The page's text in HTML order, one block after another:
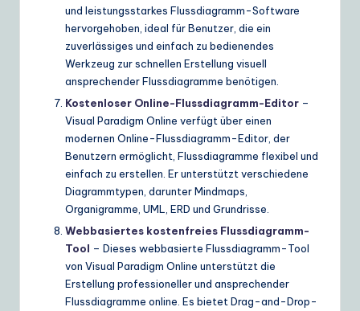
und leistungsstarkes Flussdiagramm-Software
hervorgehoben, ideal für Benutzer, die ein
zuverlässiges und einfach zu bedienendes
Werkzeug zur schnellen Erstellung visuell
ansprechender Flussdiagramme benötigen.
Kostenloser Online-Flussdiagramm-Editor –
Visual Paradigm Online verfügt über einen
modernen Online-Flussdiagramm-Editor, der
Benutzern ermöglicht, Flussdiagramme flexibel und
einfach zu erstellen. Er unterstützt verschiedene
Diagrammtypen, darunter Mindmaps,
Organigramme, UML, ERD und Grundrisse.
Webbasiertes kostenfreies Flussdiagramm-
Tool – Dieses webbasierte Flussdiagramm-Tool
von Visual Paradigm Online unterstützt die
Erstellung professioneller und ansprechender
Flussdiagramme online. Es bietet Drag-and-Drop-